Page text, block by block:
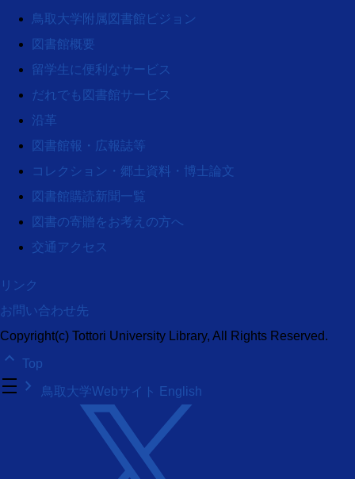
鳥取大学附属図書館ビジョン
図書館概要
留学生に便利なサービス
だれでも図書館サービス
沿革
図書館報・広報誌等
コレクション・郷土資料・博士論文
図書館購読新聞一覧
図書の寄贈をお考えの方へ
交通アクセス
リンク
お問い合わせ先
Copyright(c) Tottori University Library, All Rights Reserved.
keyboard_arrow_up Top
density_medium keyboard_arrow_right 鳥取大学Webサイト English